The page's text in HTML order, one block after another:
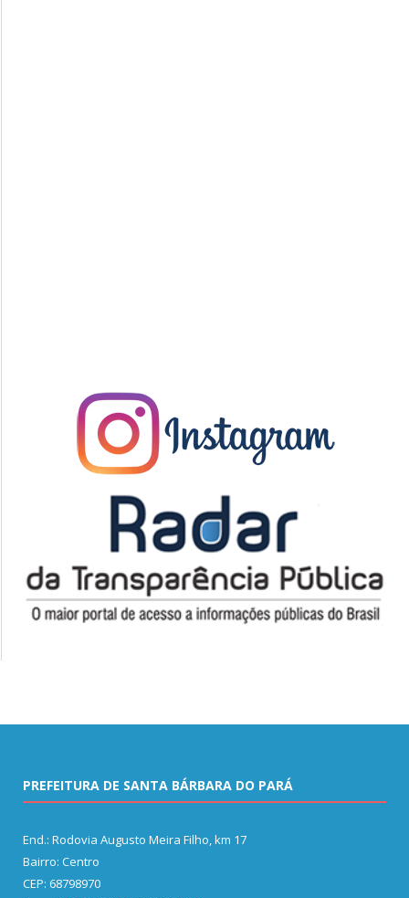
PREFEITURA DE SANTA BÁRBARA DO PARÁ
End.: Rodovia Augusto Meira Filho, km 17
Bairro: Centro
CEP: 68798970